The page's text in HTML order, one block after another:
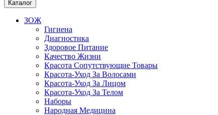
Каталог
ЗОЖ
Гигиена
Диагностика
Здоровое Питание
Качество Жизни
Красота Сопутствующие Товары
Красота-Уход За Волосами
Красота-Уход За Лицом
Красота-Уход За Телом
Наборы
Народная Медицина